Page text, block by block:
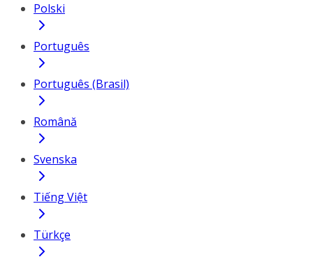
Polski
Português
Português (Brasil)
Română
Svenska
Tiếng Việt
Türkçe